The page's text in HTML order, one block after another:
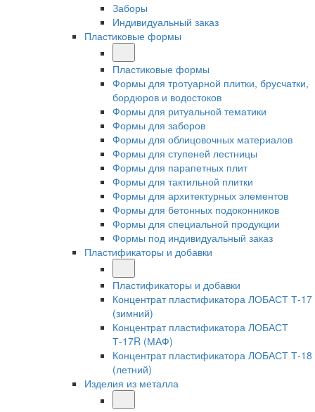
Заборы
Индивидуальный заказ
Пластиковые формы
Пластиковые формы
Формы для тротуарной плитки, брусчатки,
бордюров и водостоков
Формы для ритуальной тематики
Формы для заборов
Формы для облицовочных материалов
Формы для ступеней лестницы
Формы для парапетных плит
Формы для тактильной плитки
Формы для архитектурных элементов
Формы для бетонных подоконников
Формы для специальной продукции
Формы под индивидуальный заказ
Пластификаторы и добавки
Пластификаторы и добавки
Концентрат пластификатора ЛОБАСТ Т-17
(зимний)
Концентрат пластификатора ЛОБАСТ
Т-17R (МАФ)
Концентрат пластификатора ЛОБАСТ Т-18
(летний)
Изделия из металла